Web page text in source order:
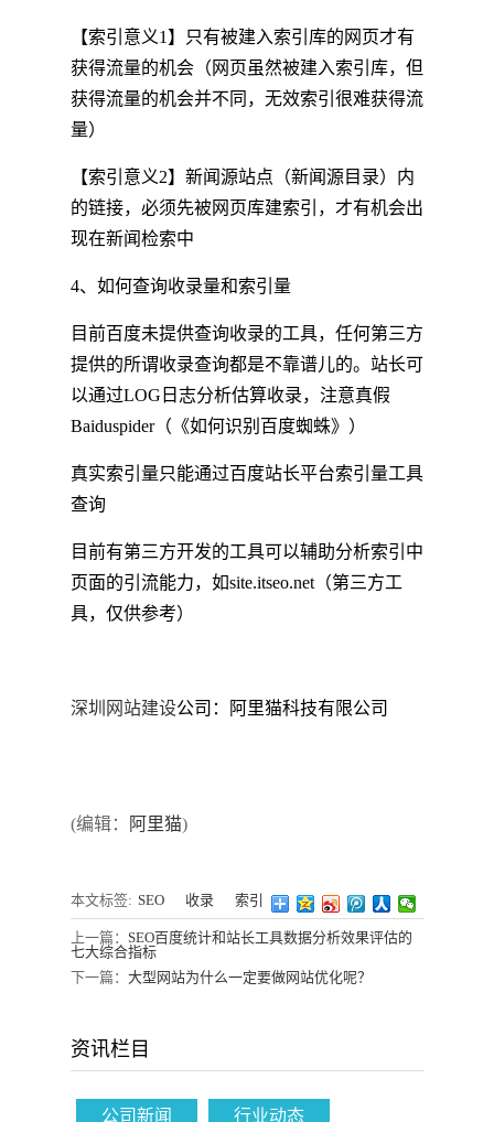
【索引意义1】只有被建入索引库的网页才有
获得流量的机会（网页虽然被建入索引库，但
获得流量的机会并不同，无效索引很难获得流
量）
【索引意义2】新闻源站点（新闻源目录）内
的链接，必须先被网页库建索引，才有机会出
现在新闻检索中
4、如何查询收录量和索引量
目前百度未提供查询收录的工具，任何第三方
提供的所谓收录查询都是不靠谱儿的。站长可
以通过LOG日志分析估算收录，注意真假
Baiduspider（《如何识别百度蜘蛛》）
真实索引量只能通过百度站长平台索引量工具
查询
目前有第三方开发的工具可以辅助分析索引中
页面的引流能力，如site.itseo.net（第三方工
具，仅供参考）
深圳网站建设公司：阿里猫科技有限公司
(编辑： 阿里猫)
本文标签: SEO 收录 索引
上一篇： SEO百度统计和站长工具数据分析效果评估的
七大综合指标
下一篇： 大型网站为什么一定要做网站优化呢？
资讯栏目
公司新闻 行业动态